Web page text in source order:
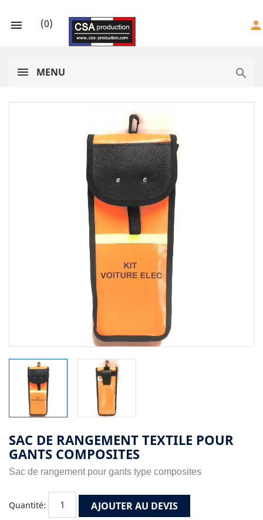
 (0) person
MENU 
SAC DE RANGEMENT TEXTILE POUR
GANTS COMPOSITES
Sac de rangement pour gants type composites
Quantité: AJOUTER AU DEVIS